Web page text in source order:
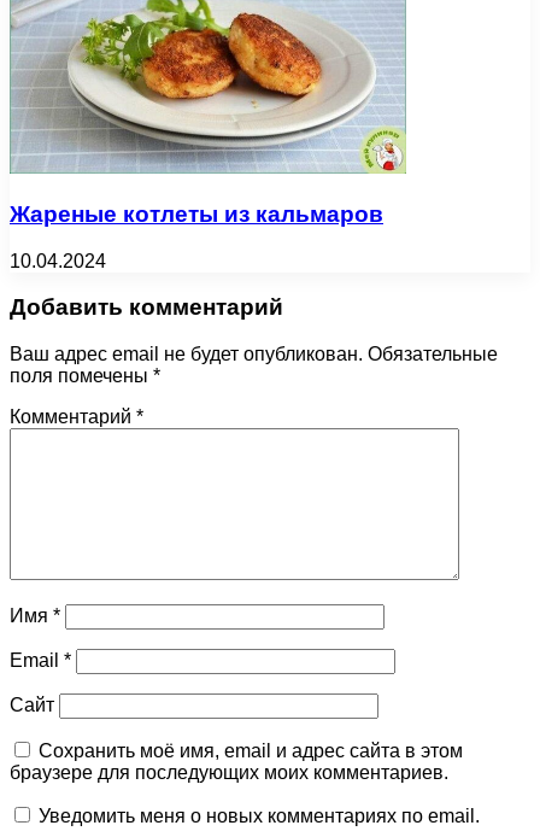
Жареные котлеты из кальмаров
10.04.2024
Добавить комментарий
Ваш адрес email не будет опубликован. Обязательные
поля помечены *
Комментарий *
Имя *
Email *
Сайт
Сохранить моё имя, email и адрес сайта в этом
браузере для последующих моих комментариев.
Уведомить меня о новых комментариях по email.